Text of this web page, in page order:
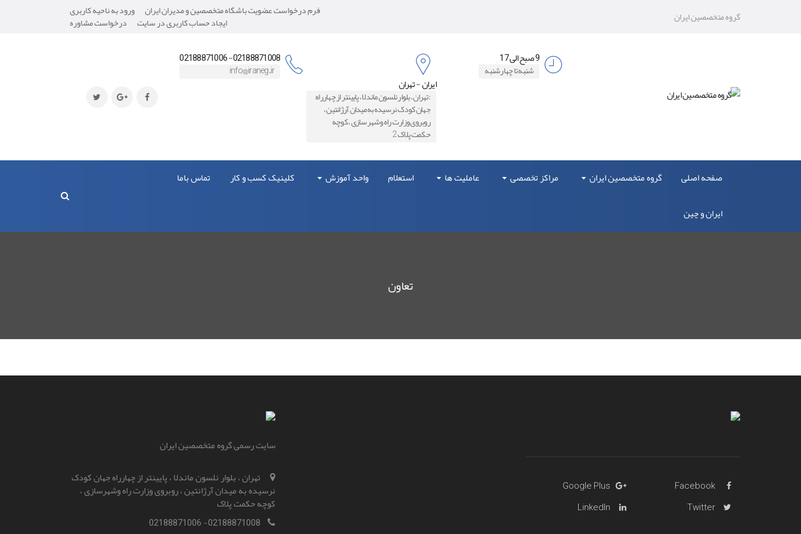
گروه متخصصین ایران فرم درخواست عضویت باشگاه متخصصین و مدیران ایران ورود به ناحیه کاربری
ایجاد حساب کاربری در سایت درخواست مشاوره
02188871008- 02188871006
info@iraneg.ir
ایران - تهران
:تهران ، بلوار نلسون ماندلا ، پایینتر از چهارراه
جهان کودک نرسیده به میدان آرژانتین ،
روبروی وزارت راه و‌شهرسازی ، کوچه
حکمت پلاک 2
9 صبح الی 17
شنبه تا چهارشنبه
صفحه اصلی گروه متخصصین ایران مراکز تخصصی عاملیت ها استعلام واحد آموزش کلینیک کسب و کار
تماس باما
ایران و چین
تعاون
سایت رسمی گروه متخصصین ایران
تهران ، بلوار نلسون ماندلا ، پایینتر از چهارراه جهان کودک
نرسیده به میدان آرژانتین ، روبروی وزارت راه و‌شهرسازی ،
کوچه حکمت پلاک
Facebook
Google Plus
Twitter
LinkedIn